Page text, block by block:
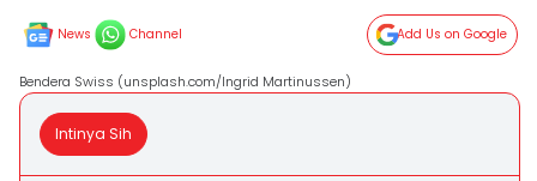
News Channel Add Us on Google
Bendera Swiss (unsplash.com/Ingrid Martinussen)
Intinya Sih